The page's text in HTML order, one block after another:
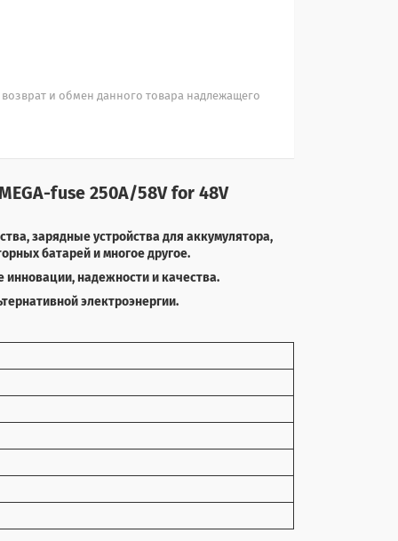
и обмен данного товара надлежащего
fuse 250A/58V for 48V
зарядные устройства для аккумулятора,
батарей и многое другое.
надежности и качества.
электроэнергии.